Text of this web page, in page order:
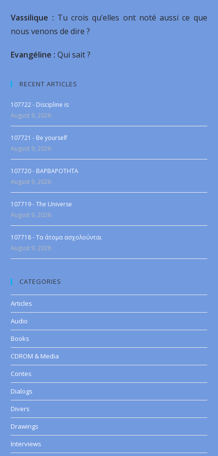
Vassilique : Tu crois qu’elles ont noté aussi ce que
nous venons de dire ?
Evangéline : Qui sait ?
RECENT ARTICLES
107722 - Discipline is
August 9, 2026
107721 - Be yourself
August 9, 2026
107720 - BAPBAPOTHTA
August 9, 2026
107719 - The Universe
August 9, 2026
107718 - Τα άτομα ασχολούνται
August 9, 2026
CATEGORIES
Articles
Audio
Books
CDROM & Media
Contes
Dialogs
Divers
Drawings
Interviews